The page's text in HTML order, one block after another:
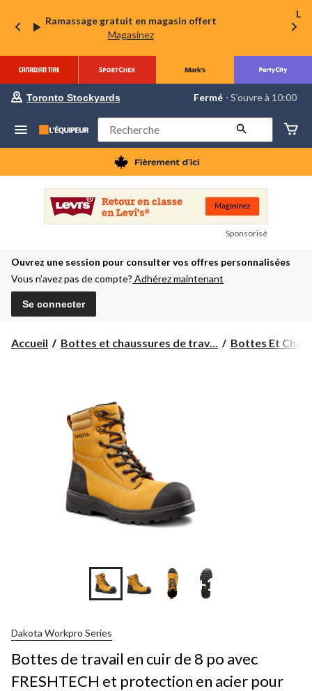
Ramassage gratuit en magasin offert
Magasinez
La
préféré
Toronto
Stockyards,
courament
Fermé,
à
à
Toronto Stockyards Fermé ⋅ S’ouvre à 10:00
Rechercher
Sponsorisé
Ouvrez une session pour consulter vos offres personnalisées
Vous n’avez pas de compte? Adhérez maintenant
Se connecter
Accueil Bottes et chaussures de trav... Bottes Et
+1
Dakota Workpro Series
Bottes de travail en cuir de 8 po avec
FRESHTECH et protection en acier pour